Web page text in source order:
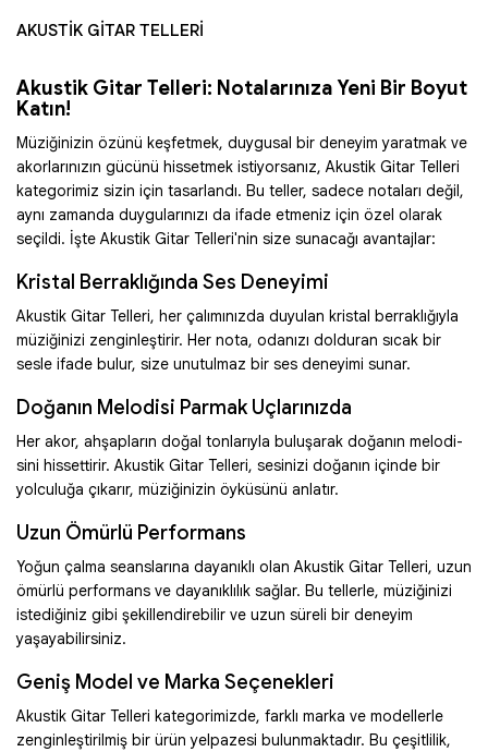
AKUSTİK GİTAR TELLERİ
Akustik Gitar Telleri: Notalarınıza Yeni Bir Boyut
Katın!
Müziğinizin özünü keşfetmek, duygusal bir deneyim yaratmak ve
akorlarınızın gücünü hissetmek istiyorsanız, Akustik Gitar Telleri
kategorimiz sizin için tasarlandı. Bu teller, sadece notaları değil,
aynı zamanda duygularınızı da ifade etmeniz için özel olarak
seçildi. İşte Akustik Gitar Telleri'nin size sunacağı avantajlar:
Kristal Berraklığında Ses Deneyimi
Akustik Gitar Telleri, her çalımınızda duyulan kristal berraklığıyla
müziğinizi zenginleştirir. Her nota, odanızı dolduran sıcak bir
sesle ifade bulur, size unutulmaz bir ses deneyimi sunar.
Doğanın Melodisi Parmak Uçlarınızda
Her akor, ahşapların doğal tonlarıyla buluşarak doğanın melodi­
sini hissettirir. Akustik Gitar Telleri, sesinizi doğanın içinde bir
yolculuğa çıkarır, müziğinizin öyküsünü anlatır.
Uzun Ömürlü Performans
Yoğun çalma seanslarına dayanıklı olan Akustik Gitar Telleri, uzun
ömürlü performans ve dayanıklılık sağlar. Bu tellerle, müziğinizi
istediğiniz gibi şekillendirebilir ve uzun süreli bir deneyim
yaşayabilirsiniz.
Geniş Model ve Marka Seçenekleri
Akustik Gitar Telleri kategorimizde, farklı marka ve modellerle
zenginleştirilmiş bir ürün yelpazesi bulunmaktadır. Bu çeşitlilik,